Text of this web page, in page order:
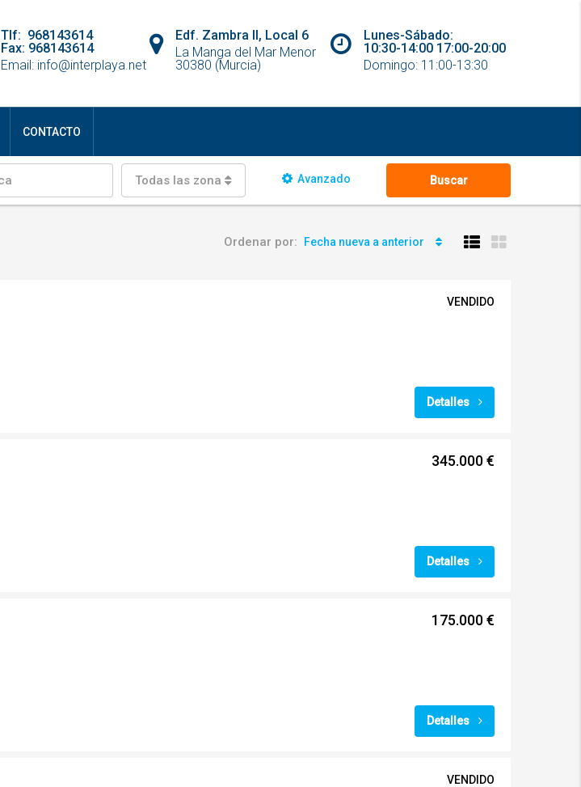
Lunes-Sábado:
10:30-14:00 17:00-20:00
Domingo: 11:00-13:30
Edf. Zambra II, Local 6
La Manga del Mar Menor
30380 (Murcia)
Tlf: 968143614
Fax: 968143614
Email: info@interplaya.net
CONTACTO
Todas las zonas Avanzado Buscar
Ordenar por: Fecha nueva a anterior
VENDIDO
Detalles
345.000 €
Detalles
175.000 €
Detalles
VENDIDO